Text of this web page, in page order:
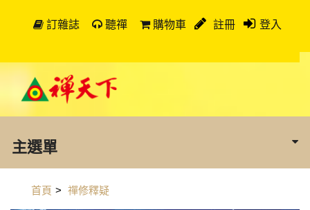
訂雜誌 聽禪 購物車 註冊 登入
主選單
首頁 > 禪修釋疑